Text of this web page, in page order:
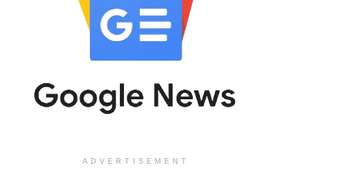
ADVERTISEMENT